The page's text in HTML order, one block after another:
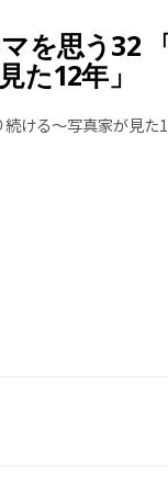
を思う32
た12年」
続ける〜写真家が見